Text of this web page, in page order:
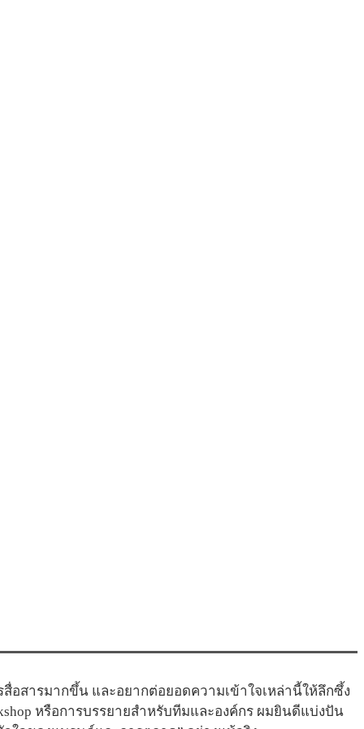
สารมากขึ้น และอยากต่อยอดความเข้าใจเหล่านี้ให้ลึกซึ้ง
หรือการบรรยายสำหรับทีมและองค์กร ผมยินดีแบ่งปัน